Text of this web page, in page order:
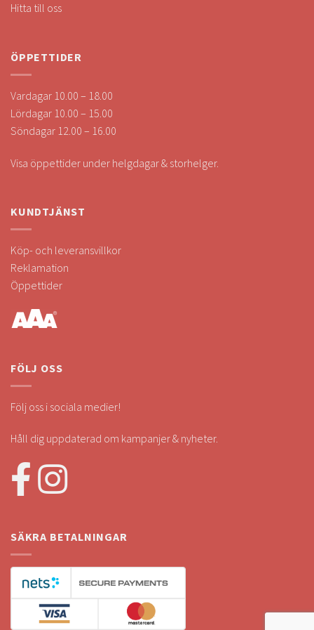
Hitta till oss
ÖPPETTIDER
Vardagar 10.00 – 18.00
Lördagar 10.00 – 15.00
Söndagar 12.00 – 16.00
Visa öppettider under helgdagar & storhelger.
KUNDTJÄNST
Köp- och leveransvillkor
Reklamation
Öppettider
FÖLJ OSS
Följ oss i sociala medier!
Håll dig uppdaterad om kampanjer & nyheter.
SÄKRA BETALNINGAR